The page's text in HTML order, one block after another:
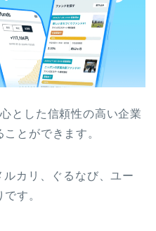
とした信頼性の高い企業
とができます。
カリ、ぐるなび、ユー
す。